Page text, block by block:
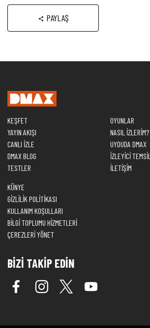
PAYLAŞ
KEŞFET
YAYIN AKIŞI
CANLI İZLE
DMAX BLOG
TESTLER
OYUNLAR
NASIL İZLERİM?
UYDUDA DMAX
İZLEYİCİ
İLETİŞİM
KÜNYE
GİZLİLİK POLİTİKASI
KULLANIM KOŞULLARI
BİLGİ TOPLUMU HİZMETLERİ
ÇEREZLERİ YÖNET
BİZİ TAKİP EDİN